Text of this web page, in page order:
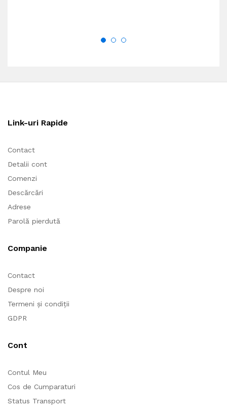
Link-uri Rapide
Contact
Detalii cont
Comenzi
Descărcări
Adrese
Parolă pierdută
Companie
Contact
Despre noi
Termeni și condiții
GDPR
Cont
Contul Meu
Cos de Cumparaturi
Status Transport